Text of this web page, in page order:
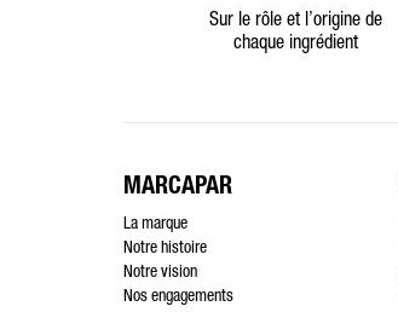
Sur le rôle et l’origine de
chaque ingrédient
MARCAPAR
La marque
Notre histoire
Notre vision
Nos engagements